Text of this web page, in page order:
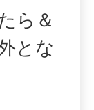
ら＆
とな